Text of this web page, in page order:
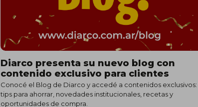
Diarco presenta su nuevo blog con
contenido exclusivo para clientes
Conocé el Blog de Diarco y accedé a contenidos exclusivos:
tips para ahorrar, novedades institucionales, recetas y
oportunidades de compra.